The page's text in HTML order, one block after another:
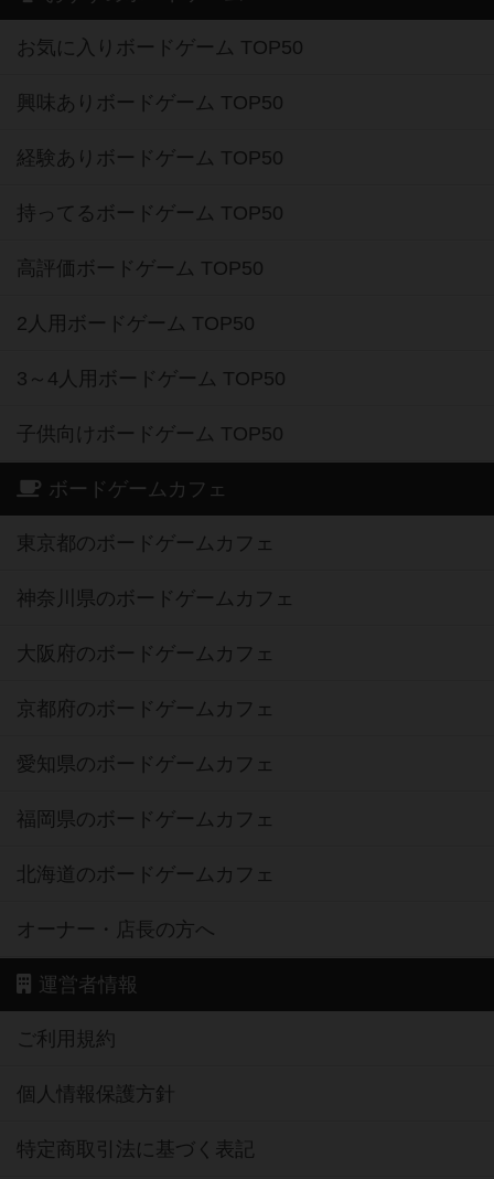
お気に入りボードゲーム TOP50
興味ありボードゲーム TOP50
経験ありボードゲーム TOP50
持ってるボードゲーム TOP50
高評価ボードゲーム TOP50
2人用ボードゲーム TOP50
3～4人用ボードゲーム TOP50
子供向けボードゲーム TOP50
ボードゲームカフェ
東京都のボードゲームカフェ
神奈川県のボードゲームカフェ
大阪府のボードゲームカフェ
京都府のボードゲームカフェ
愛知県のボードゲームカフェ
福岡県のボードゲームカフェ
北海道のボードゲームカフェ
オーナー・店長の方へ
運営者情報
ご利用規約
個人情報保護方針
特定商取引法に基づく表記